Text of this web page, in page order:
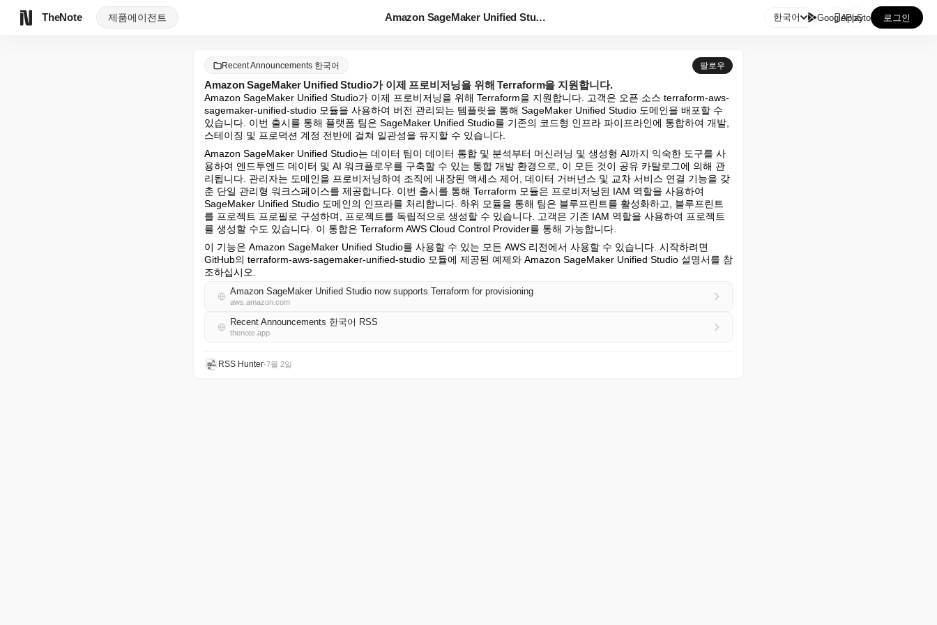
TheNote 제품에이전트 Amazon SageMaker Unified Studi... 한국어 GooglePlay
AppStore 로그인
Recent Announcements 한국어 팔로우
Amazon SageMaker Unified Studio가 이제 프로비저닝을 위해 Terraform을 지원합니다.
Amazon SageMaker Unified Studio가 이제 프로비저닝을 위해 Terraform을 지원합니다. 고객은 오픈 소스 terraform-aws-
sagemaker-unified-studio 모듈을 사용하여 버전 관리되는 템플릿을 통해 SageMaker Unified Studio 도메인을 배포할 수
있습니다. 이번 출시를 통해 플랫폼 팀은 SageMaker Unified Studio를 기존의 코드형 인프라 파이프라인에 통합하여 개발,
스테이징 및 프로덕션 계정 전반에 걸쳐 일관성을 유지할 수 있습니다.
Amazon SageMaker Unified Studio는 데이터 팀이 데이터 통합 및 분석부터 머신러닝 및 생성형 AI까지 익숙한 도구를 사
용하여 엔드투엔드 데이터 및 AI 워크플로우를 구축할 수 있는 통합 개발 환경으로, 이 모든 것이 공유 카탈로그에 의해 관
리됩니다. 관리자는 도메인을 프로비저닝하여 조직에 내장된 액세스 제어, 데이터 거버넌스 및 교차 서비스 연결 기능을 갖
춘 단일 관리형 워크스페이스를 제공합니다. 이번 출시를 통해 Terraform 모듈은 프로비저닝된 IAM 역할을 사용하여
SageMaker Unified Studio 도메인의 인프라를 처리합니다. 하위 모듈을 통해 팀은 블루프린트를 활성화하고, 블루프린트
를 프로젝트 프로필로 구성하며, 프로젝트를 독립적으로 생성할 수 있습니다. 고객은 기존 IAM 역할을 사용하여 프로젝트
를 생성할 수도 있습니다. 이 통합은 Terraform AWS Cloud Control Provider를 통해 가능합니다.
이 기능은 Amazon SageMaker Unified Studio를 사용할 수 있는 모든 AWS 리전에서 사용할 수 있습니다. 시작하려면
GitHub의 terraform-aws-sagemaker-unified-studio 모듈에 제공된 예제와 Amazon SageMaker Unified Studio 설명서를 참
조하십시오.
Amazon SageMaker Unified Studio now supports Terraform for provisioning
aws.amazon.com
Recent Announcements 한국어 RSS
thenote.app
RSS Hunter•7월 2일